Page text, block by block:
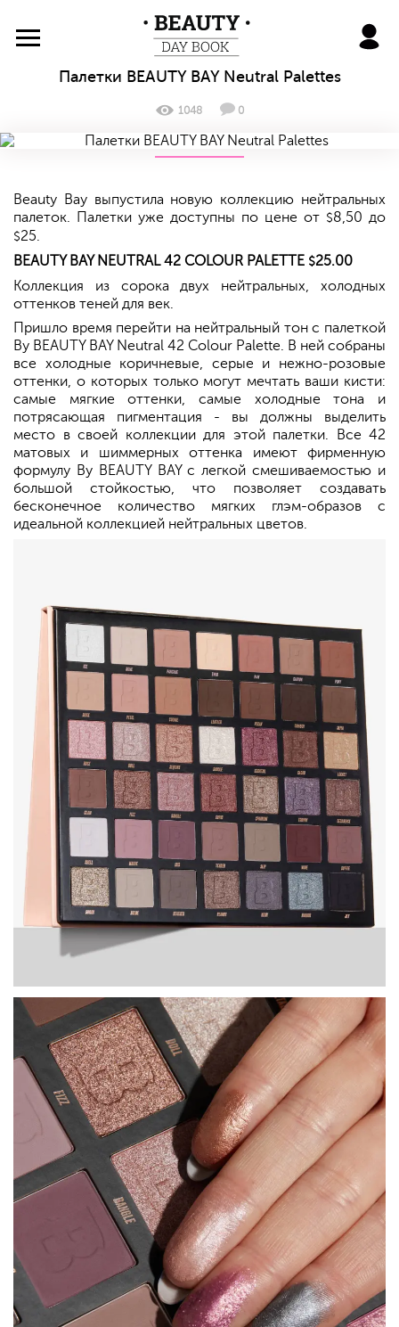
BeautyDayBook
Палетки BEAUTY BAY Neutral Palettes
1048 0
Beauty Bay выпустила новую коллекцию нейтральных
палеток. Палетки уже доступны по цене от $8,50 до
$25.
BEAUTY BAY NEUTRAL 42 COLOUR PALETTE $25.00
Коллекция из сорока двух нейтральных, холодных
оттенков теней для век.
Пришло время перейти на нейтральный тон с палеткой
By BEAUTY BAY Neutral 42 Colour Palette. В ней собраны
все холодные коричневые, серые и нежно-розовые
оттенки, о которых только могут мечтать ваши кисти:
самые мягкие оттенки, самые холодные тона и
потрясающая пигментация - вы должны выделить
место в своей коллекции для этой палетки. Все 42
матовых и шиммерных оттенка имеют фирменную
формулу By BEAUTY BAY с легкой смешиваемостью и
большой стойкостью, что позволяет создавать
бесконечное количество мягких глэм-образов с
идеальной коллекцией нейтральных цветов.